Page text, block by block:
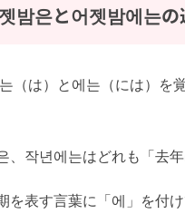
밤은と어젯밤에는の
（は）と에는（には）
、작년에는はどれも「去
を表す言葉に「에」を付